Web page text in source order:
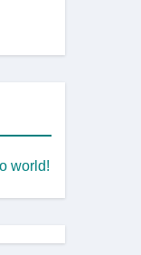
world!